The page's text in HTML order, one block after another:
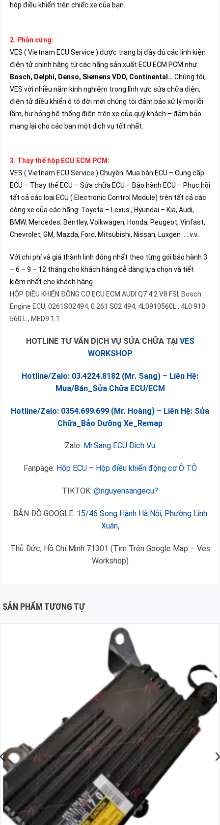
hộp điều khiển trên chiếc xe của bạn.
2. Phần cứng:
VES ( Vietnam ECU Service ) được trang bị đầy đủ các linh kiện
điện tử chính hãng từ các hãng sản xuất ECU ECM PCM như
Bosch, Delphi, Denso, Siemens VDO, Continental… Chúng tôi,
VES với nhiều năm kinh nghiệm trong lĩnh vực sửa chữa điện,
điện tử điều khiển ô tô đời mới chúng tôi đảm bảo xử lý mọi lỗi
lầm, hư hỏng hệ thống điện trên xe của quý khách – đảm bảo
mang lại cho các bạn một dịch vụ tốt nhất.
3. Thay thế hộp ECU ECM PCM:
VES ( Vietnam ECU Service ) Chuyên: Mua bán ECU – Cung cấp
ECU – Thay thế ECU – Sửa chữa ECU – Bảo hành ECU – Phục hồi
tất cả các loại ECU ( Electronic Control Module) trên tất cả các
dòng xe của các hãng: Toyota – Lexus , Hyundai – Kia, Audi,
BMW, Mercedes, Bentley, Volkwagen, Honda, Peugeot, Vinfast,
Chevrolet, GM, Mazda, Ford, Mitsubishi, Nissan, Luxgen …..v.v..
Với chi phí và giá thành linh động nhất theo từng gói bảo hành 3
– 6 – 9 – 12 tháng cho khách hàng dễ dàng lựa chọn và tiết
kiệm nhất cho khách hàng.
HỘP ĐIỀU KHIỂN ĐỘNG CƠ ECU ECM AUDI Q7 4.2 V8 FSI, Bosch
Engine ECU, 0261S02494, 0 261 S02 494, 4L0910560L , 4L0 910
560 L , MED9.1.1
HOTLINE TƯ VẤN DỊCH VỤ SỬA CHỮA TẠI VES
WORKSHOP
Hotline/Zalo: 03.4224.8182 (Mr. Sang) – Liên Hệ:
Mua/Bán_Sửa Chữa ECU/ECM
Hotline/Zalo: 0354.699.699 (Mr. Hoàng) – Liên Hệ: Sửa
Chữa_Bảo Dưỡng Xe_Remap
Zalo: Mr.Sang ECU Dịch Vụ
Fanpage: Hộp ECU – Hộp điều khiển động cơ Ô TÔ
TIKTOK: @nguyensangecu?
BẢN ĐỒ GOOGLE: 15/46 Song Hành Hà Nội, Phường Linh
Xuân,
Thủ Đức, Hồ Chí Minh 71301 (Tìm Trên Google Map – Ves
Workshop)
SẢN PHẨM TƯƠNG TỰ